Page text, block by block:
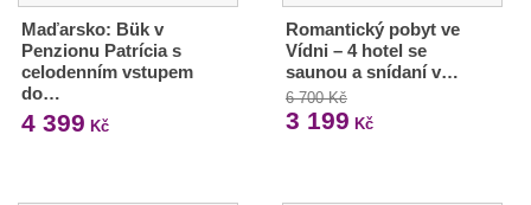
Maďarsko: Bük v
Penzionu Patrícia s
celodenním vstupem
do…
4 399 Kč
Romantický pobyt ve
Vídni – 4 hotel se
saunou a snídaní v…
6 700 Kč
3 199 Kč